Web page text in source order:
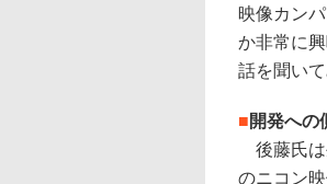
映像カン
か非常に
話を聞い
■開発への
後藤氏は
のニコン